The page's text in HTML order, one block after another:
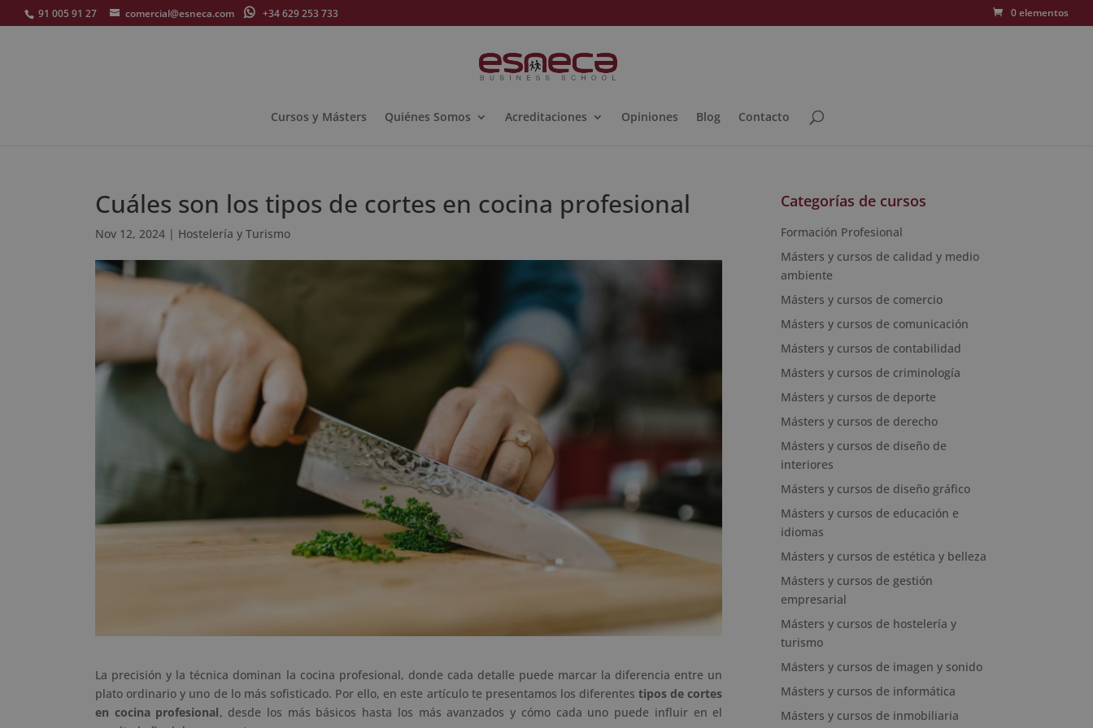
91 005 91 27 comercial@esneca.com +34 629 253 733 0 elementos
Cursos y Másters Quiénes Somos Acreditaciones Opiniones Blog Contacto
Cuáles son los tipos de cortes en cocina profesional
Nov 12, 2024 | Hostelería y Turismo
La precisión y la técnica dominan la cocina profesional, donde cada detalle puede marcar la diferencia entre un
plato ordinario y uno de lo más sofisticado. Por ello, en este artículo te presentamos los diferentestipos de cortes
en cocina profesional, desde los más básicos hasta los más avanzados y cómo cada uno puede influir en el
Categorías de cursos
Formación Profesional
Másters y cursos de calidad y medio
ambiente
Másters y cursos de comercio
Másters y cursos de comunicación
Másters y cursos de contabilidad
Másters y cursos de criminología
Másters y cursos de deporte
Másters y cursos de derecho
Másters y cursos de diseño de
interiores
Másters y cursos de diseño gráfico
Másters y cursos de educación e
idiomas
Másters y cursos de estética y belleza
Másters y cursos de gestión
empresarial
Másters y cursos de hostelería y
turismo
Másters y cursos de imagen y sonido
Másters y cursos de informática
Másters y cursos de inmobiliaria